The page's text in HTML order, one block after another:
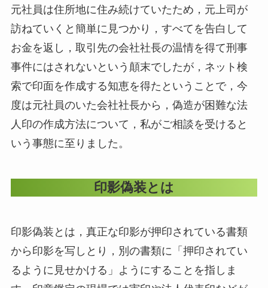
元社員は住所地に住み続けていたため，元上司が
訪ねていくと簡単に見つかり，すべてを告白して
お金を返し，取引先の会社社長の温情を得て刑事
事件にはされないという顛末でしたが，ネット検
索で印面を作成する知恵を得たということで，今
度は元社員のいた会社社長から，偽造が困難な法
人印の作成方法について，私がご相談を受けると
いう事態に至りました。
印影偽装とは
印影偽装とは，真正な印影が押印されている書類
から印影を写しとり，別の書類に「押印されてい
るように見せかける」ようにすることを指しま